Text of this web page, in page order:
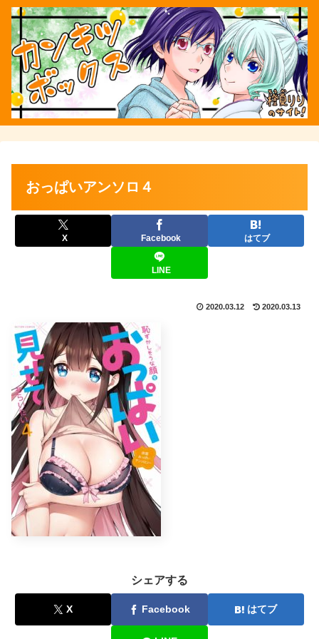
おっぱいアンソロ４
X Facebook はてブ
LINE
2020.03.12 2020.03.13
シェアする
X Facebook はてブ